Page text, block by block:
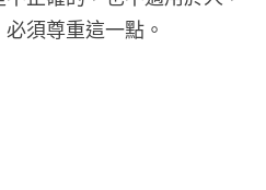
須尊重這一點。